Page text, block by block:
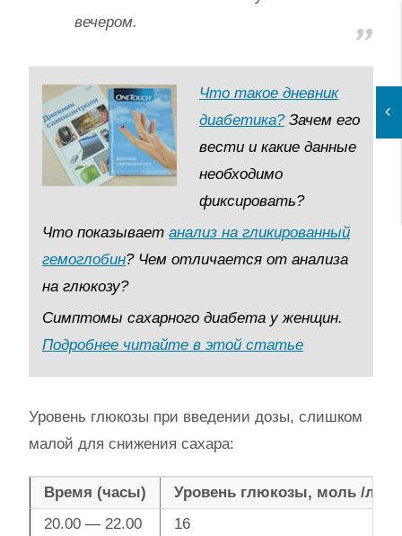
вечером.
Что такое дневник
диабетика?Зачем его
вести и какие данные
необходимо
фиксировать?
Что показывает анализ на гликированный
гемоглобин? Чем отличается от анализа
на глюкозу?
Симптомы сахарного диабета у женщин.
Подробнее читайте в этой статье
Уровень глюкозы при введении дозы, слишком
малой для снижения сахара:
Время (часы)
Уровень глюкозы, моль /л
20.00 — 22.00
16